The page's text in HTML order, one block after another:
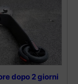
dopo 2 giorni